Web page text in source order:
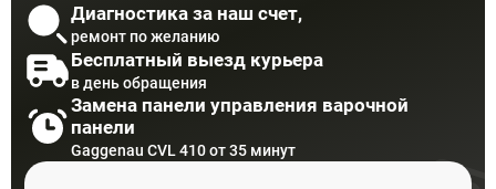
Диагностика за наш счет,
ремонт по желанию
Бесплатный выезд курьера
в день обращения
Замена панели управления варочной
панели
Gaggenau CVL 410 от 35 минут